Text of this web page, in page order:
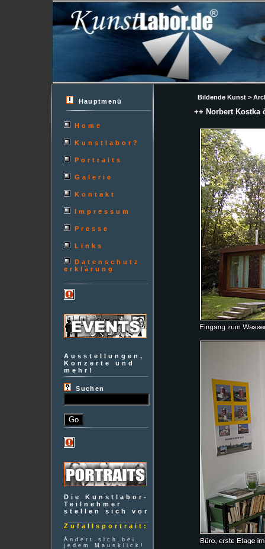
Hauptmenü
Home
Kunstlabor?
Portraits
Galerie
Kontakt
Impressum
Presse
Links
Datenschutz
erklärung
Ausstellungen,
Konzerte und
mehr!
Suchen
Die Kunstlabor-
Teilnehmer
stellen sich vor
Zufallsportrait:
Ändert sich bei
jedem Mausklick!
Bildende Kunst >
++ Norbert Kostka